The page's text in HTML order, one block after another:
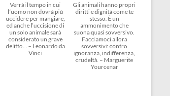
Verrà il tempo in cui
l’uomo non dovrà più
uccidere per mangiare,
ed anche l’uccisione di
un solo animale sarà
considerato un grave
delitto… – Leonardo da
Vinci
Gli animali hanno propri
diritti e dignità come te
stesso. È un
ammonimento che
suona quasi sovversivo.
Facciamoci allora
sovversivi: contro
ignoranza, indifferenza,
crudeltà. – Marguerite
Yourcenar